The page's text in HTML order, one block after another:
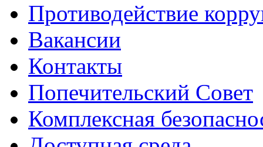
Противодействие
Вакансии
Контакты
Попечительский Совет
Комплексная